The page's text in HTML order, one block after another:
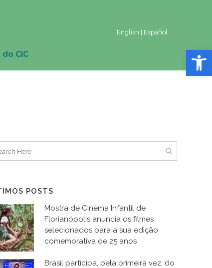
Abrir
English Español
POSTS
Mostra de Cinema Infantil de
Florianópolis anuncia os filmes
selecionados para a sua edição
comemorativa de 25 anos
Brasil participa, pela primeira vez, do